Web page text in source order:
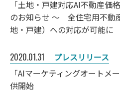
「土地・戸建対応AI不動産価
のお知らせ ～ 全住宅用不動
地・戸建）への対応が可能
2020.01.31
プレスリリース
「AIマーケティングオートメ
供開始